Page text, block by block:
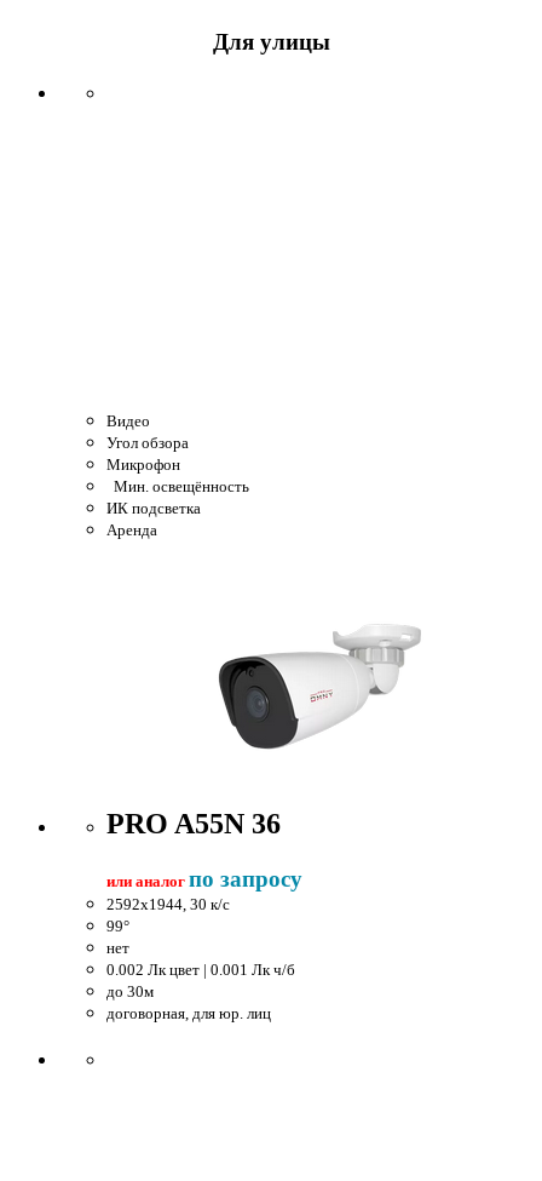
Для улицы
Видео
Угол обзора
Микрофон
Мин. освещённость
ИК подсветка
Аренда
PRO A55N 36
или аналог по запросу
2592x1944, 30 к/c
99°
нет
0.002 Лк цвет | 0.001 Лк ч/б
до 30м
договорная, для юр. лиц